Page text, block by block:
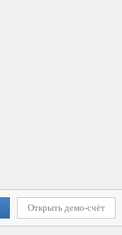
Открыть демо-счёт